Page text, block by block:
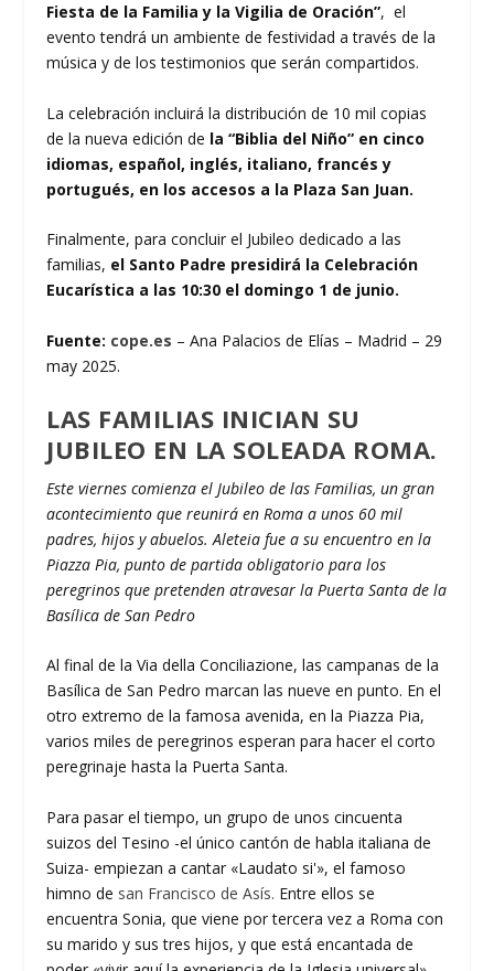
Fiesta de la Familia y la Vigilia de Oración”, el
evento tendrá un ambiente de festividad a través de la
música y de los testimonios que serán compartidos.
La celebración incluirá la distribución de 10 mil copias
de la nueva edición de la “Biblia del Niño” en cinco
idiomas, español, inglés, italiano, francés y
portugués, en los accesos a la Plaza San Juan.
Finalmente, para concluir el Jubileo dedicado a las
familias, el Santo Padre presidirá la Celebración
Eucarística a las 10:30 el domingo 1 de junio.
Fuente: cope.es – Ana Palacios de Elías – Madrid – 29
may 2025.
LAS FAMILIAS INICIAN SU
JUBILEO EN LA SOLEADA ROMA.
Este viernes comienza el Jubileo de las Familias, un gran
acontecimiento que reunirá en Roma a unos 60 mil
padres, hijos y abuelos. Aleteia fue a su encuentro en la
Piazza Pia, punto de partida obligatorio para los
peregrinos que pretenden atravesar la Puerta Santa de la
Basílica de San Pedro
Al final de la Via della Conciliazione, las campanas de la
Basílica de San Pedro marcan las nueve en punto. En el
otro extremo de la famosa avenida, en la Piazza Pia,
varios miles de peregrinos esperan para hacer el corto
peregrinaje hasta la Puerta Santa.
Para pasar el tiempo, un grupo de unos cincuenta
suizos del Tesino -el único cantón de habla italiana de
Suiza- empiezan a cantar «Laudato si'», el famoso
himno de san Francisco de Asís. Entre ellos se
encuentra Sonia, que viene por tercera vez a Roma con
su marido y sus tres hijos, y que está encantada de